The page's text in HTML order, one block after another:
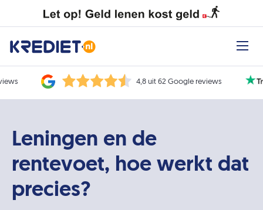
4,8 uit 62 Google reviews
Leningen en de
rentevoet, hoe werkt dat
precies?